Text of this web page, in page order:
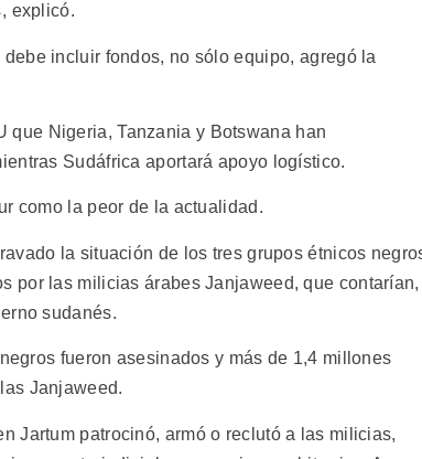
explicó.
incluir fondos, no sólo equipo, agregó la
que Nigeria, Tanzania y Botswana han
Sudáfrica aportará apoyo logístico.
como la peor de la actualidad.
la situación de los tres grupos étnicos
las milicias árabes Janjaweed, que contarían,
sudanés.
fueron asesinados y más de 1,4 millones
Janjaweed.
Jartum patrocinó, armó o reclutó a las milicias,